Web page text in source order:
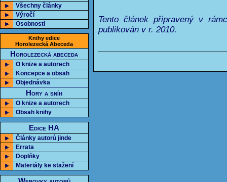
Všechny články
Výročí
Osobnosti
Knihy edice
Horolezecká Abeceda
Horolezecká abeceda
O knize a autorech
Koncepce a obsah
Objednávka
Hory a sníh
O knize a autorech
Obsah knihy
Edice HA
Články autorů jinde
Errata
Doplňky
Materiály ke stažení
Tento článek připravený v
publikován v r. 2010.